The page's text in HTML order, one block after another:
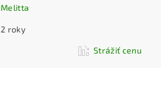
Melitta
2 roky
Strážiť cenu